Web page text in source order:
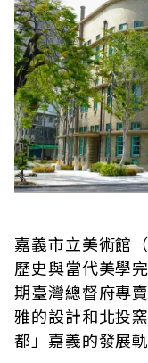
嘉義市立美術館
歷史與當代美學
期臺灣總督府專
雅的設計和北投
都」嘉義的發展